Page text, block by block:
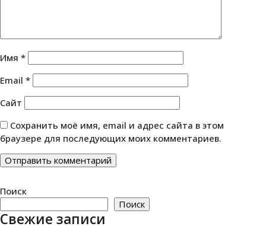
Имя *
Email *
Сайт
Сохранить моё имя, email и адрес сайта в этом
браузере для последующих моих комментариев.
Поиск
Поиск
Свежие записи